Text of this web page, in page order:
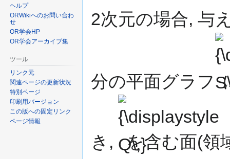
ン
に
2次元の場合, 与
分の平面グラフ
S\,}
き,
{\displaystyle
Q\,}
を含む面(領
ヘルプ
ORWikiへのお問い合わ
せ
OR学会HP
OR学会アーカイブ集
ツール
リンク元
関連ページの更新状況
特別ページ
印刷用バージョン
この版への固定リンク
ページ情報